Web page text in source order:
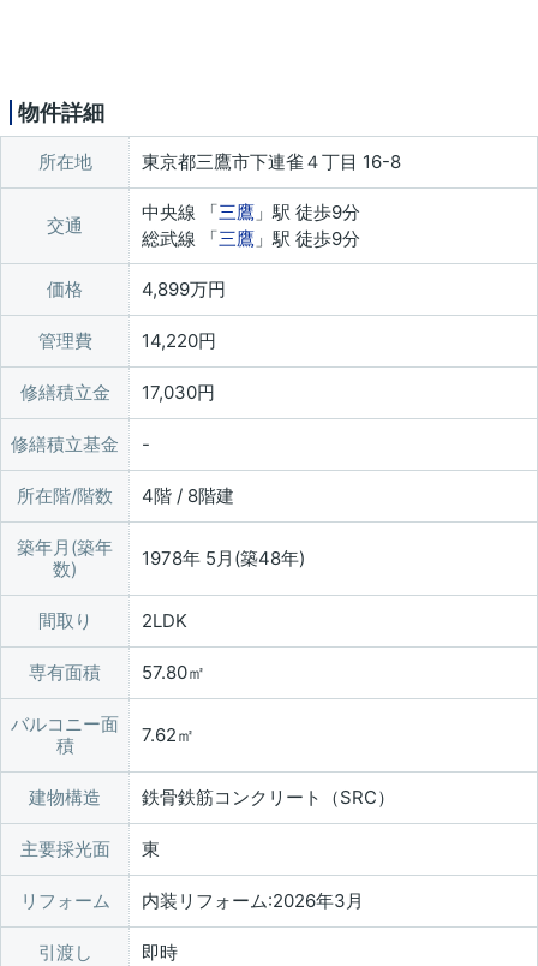
物件詳細
所在地 東京都三鷹市下連雀４丁目 16-8
交通
中央線 「三鷹 」駅 徒歩9分
総武線 「三鷹 」駅 徒歩9分
価格 4,899万円
管理費 14,220円
修繕積立金 17,030円
修繕積立基金
所在階/階数 4階 / 8階建
築年月(築年
数)
1978年 5月(築48年)
間取り 2LDK
専有面積 57.80㎡
バルコニー面
積
7.62㎡
建物構造 鉄骨鉄筋コンクリート（SRC）
主要採光面 東
リフォーム 内装リフォーム:2026年3月
引渡し 即時